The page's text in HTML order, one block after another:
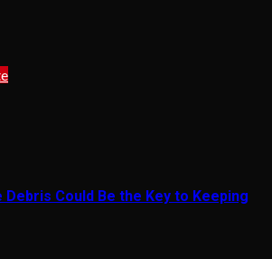
Could Be the Key to Keeping